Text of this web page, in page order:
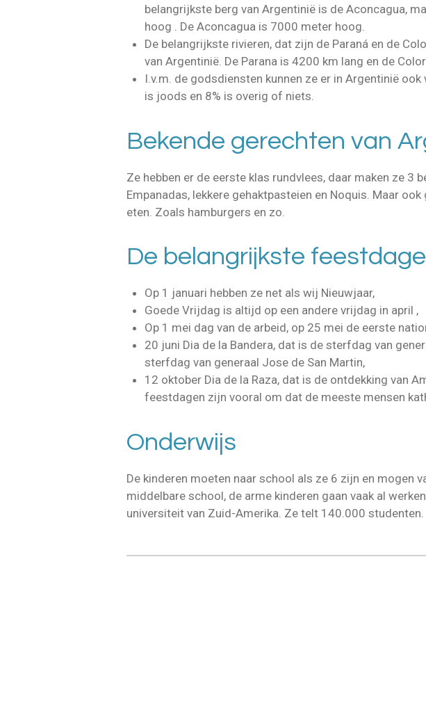
belangrijkste berg van Argentinië is de Aconcagua,
hoog . De Aconcagua is 7000 meter hoog.
De belangrijkste rivieren, dat zijn de Paraná en de
van Argentinië. De Parana is 4200 km lang en de
I.v.m. de godsdiensten kunnen ze er in Argentinië
is joods en 8% is overig of niets.
Bekende gerechten van
Ze hebben er de eerste klas rundvlees, daar maken ze 3
Empanadas, lekkere gehaktpasteien en Noquis. Maar
eten. Zoals hamburgers en zo.
De belangrijkste
Op 1 januari hebben ze net als wij Nieuwjaar,
Goede Vrijdag is altijd op een andere vrijdag in april ,
Op 1 mei dag van de arbeid, op 25 mei de eerste
20 juni Dia de la Bandera, dat is de sterfdag van
sterfdag van generaal Jose de San Martin,
12 oktober Dia de la Raza, dat is de ontdekking van
feestdagen zijn vooral om dat de meeste mensen
Onderwijs
De kinderen moeten naar school als ze 6 zijn en mogen
middelbare school, de arme kinderen gaan vaak al
universiteit van Zuid-Amerika. Ze telt 140.000 studenten.